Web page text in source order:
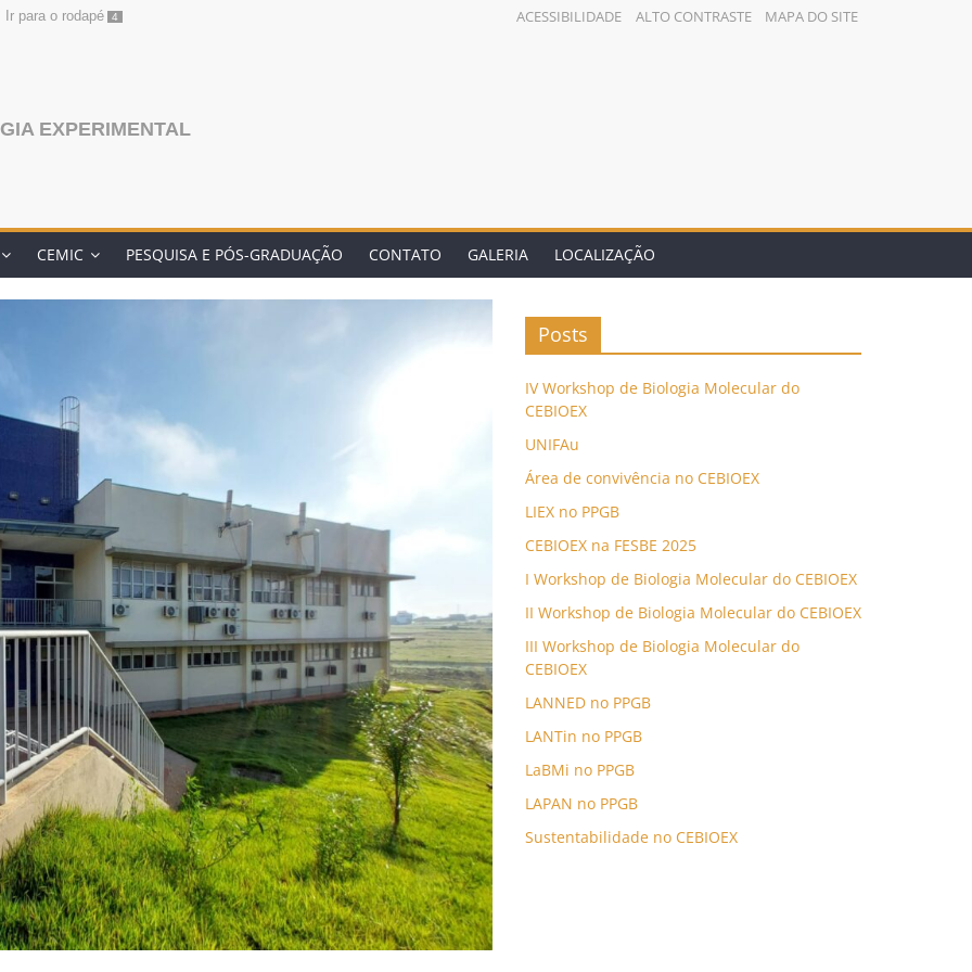
Ir para o rodapé 4 ACESSIBILIDADE ALTO CONTRASTE MAPA DO SITE
EXPERIMENTAL
CEMIC PESQUISA E PÓS-GRADUAÇÃO CONTATO GALERIA LOCALIZAÇÃO
Posts
IV Workshop de Biologia Molecular do
CEBIOEX
UNIFAu
Área de convivência no CEBIOEX
LIEX no PPGB
CEBIOEX na FESBE 2025
I Workshop de Biologia Molecular do CEBIOEX
II Workshop de Biologia Molecular do CEBIOEX
III Workshop de Biologia Molecular do
CEBIOEX
LANNED no PPGB
LANTin no PPGB
LaBMi no PPGB
LAPAN no PPGB
Sustentabilidade no CEBIOEX